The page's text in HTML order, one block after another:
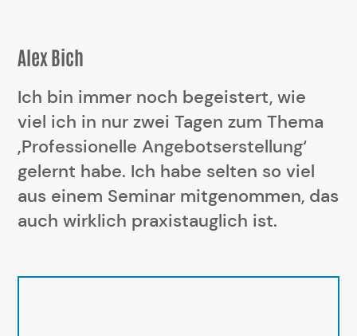
Alex Bich
Ich bin immer noch begeistert, wie
viel ich in nur zwei Tagen zum Thema
‚Professionelle Angebotserstellung‘
gelernt habe. Ich habe selten so viel
aus einem Seminar mitgenommen, das
auch wirklich praxistauglich ist.